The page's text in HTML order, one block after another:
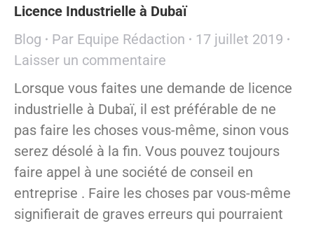
Licence Industrielle à Dubaï
Blog
Par Equipe Rédaction
17 juillet 2019
Laisser un commentaire
Lorsque vous faites une demande de licence
industrielle à Dubaï, il est préférable de ne
pas faire les choses vous-même, sinon vous
serez désolé à la fin. Vous pouvez toujours
faire appel à une société de conseil en
entreprise . Faire les choses par vous-même
signifierait de graves erreurs qui pourraient